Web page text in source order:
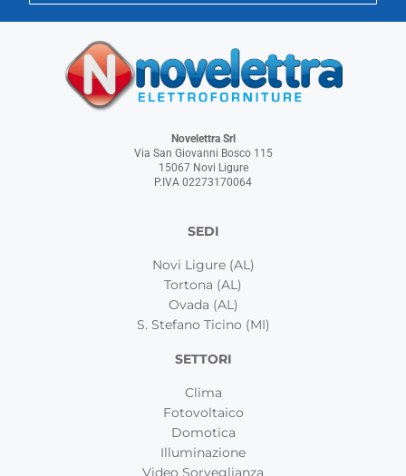
Novelettra Srl
Via San Giovanni Bosco 115
15067 Novi Ligure
P.IVA 02273170064
SEDI
Novi Ligure (AL)
Tortona (AL)
Ovada (AL)
S. Stefano Ticino (MI)
SETTORI
Clima
Fotovoltaico
Domotica
Illuminazione